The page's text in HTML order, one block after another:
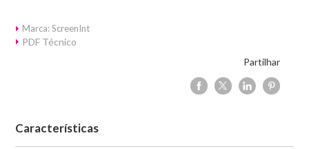
Marca: ScreenInt
PDF Técnico
Partilhar
Características